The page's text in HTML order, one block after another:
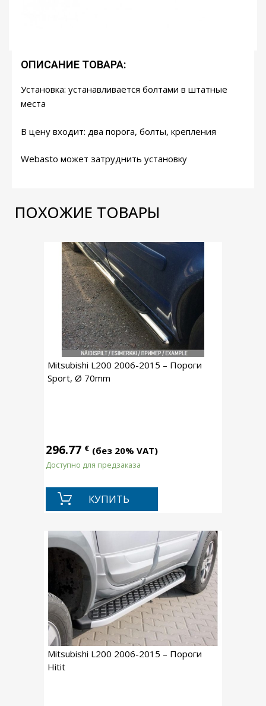
ОПИСАНИЕ ТОВАРА:
Установка: устанавливается болтами в штатные
места
В цену входит: два порога, болты, крепления
Webasto может затруднить установку
ПОХОЖИЕ ТОВАРЫ
Mitsubishi L200 2006-2015 – Пороги
Sport, Ø 70mm
296.77 € (без 20% VAT)
Доступно для предзаказа
КУПИТЬ
Mitsubishi L200 2006-2015 – Пороги
Hitit